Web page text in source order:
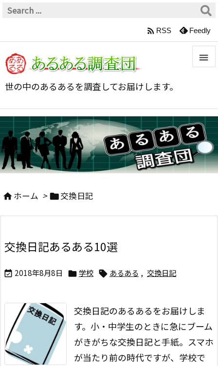
世の中のあるあるを調査してお届けします。


サイ

前へ

 RSS Feedly
ホーム > 交換日記
交換日記あるある10選
 2018年8月8日  学校  あるある , 交換日記
交換日記のあるあるをお届けしま
す。 小・中学生のときに急にブーム
がきがちな交換日記と手紙。 スマホ
が当たり前の時代ですが、学校で